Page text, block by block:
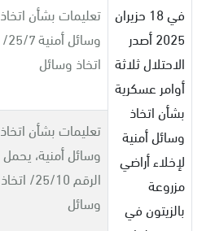
في 18 حزيران
2025 أصدر
الاحتلال ثلاثة
أوامر عسكرية
بشأن اتخاذ
وسائل أمنية
لإخلاء أراضي
مزروعة
بالزيتون في
تعليمات بشأن اتخاذ
وسائل أمنية 25/7/
اتخاذ وسائل
تعليمات بشأن اتخاذ
وسائل أمنية، يحمل
الرقم 25/10/ اتخاذ
وسائل